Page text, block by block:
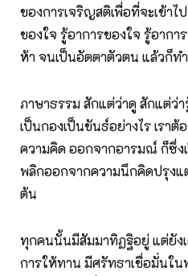
ของการเจริญสติเพื่อที่จะเข้าไ
ของใจ รู้อาการของใจ รู้อาก
ห้า จนเป็นอัตตาตัวตน แล้วก็ท
ภาษาธรรม สักแต่ว่าดู สักแต่ว่า
เป็นกองเป็นขันธ์อย่างไร เร
ความคิด ออกจากอารมณ์ ก็ซึ่ง
พลิกออกจากความนึกคิดปรุงแต่
ต้น
ทุกคนนั้นมีสัมมาทิฏฐิอยู่ แต่ยั
การให้ทาน มีศรัทธาเชื่อมั่นใน